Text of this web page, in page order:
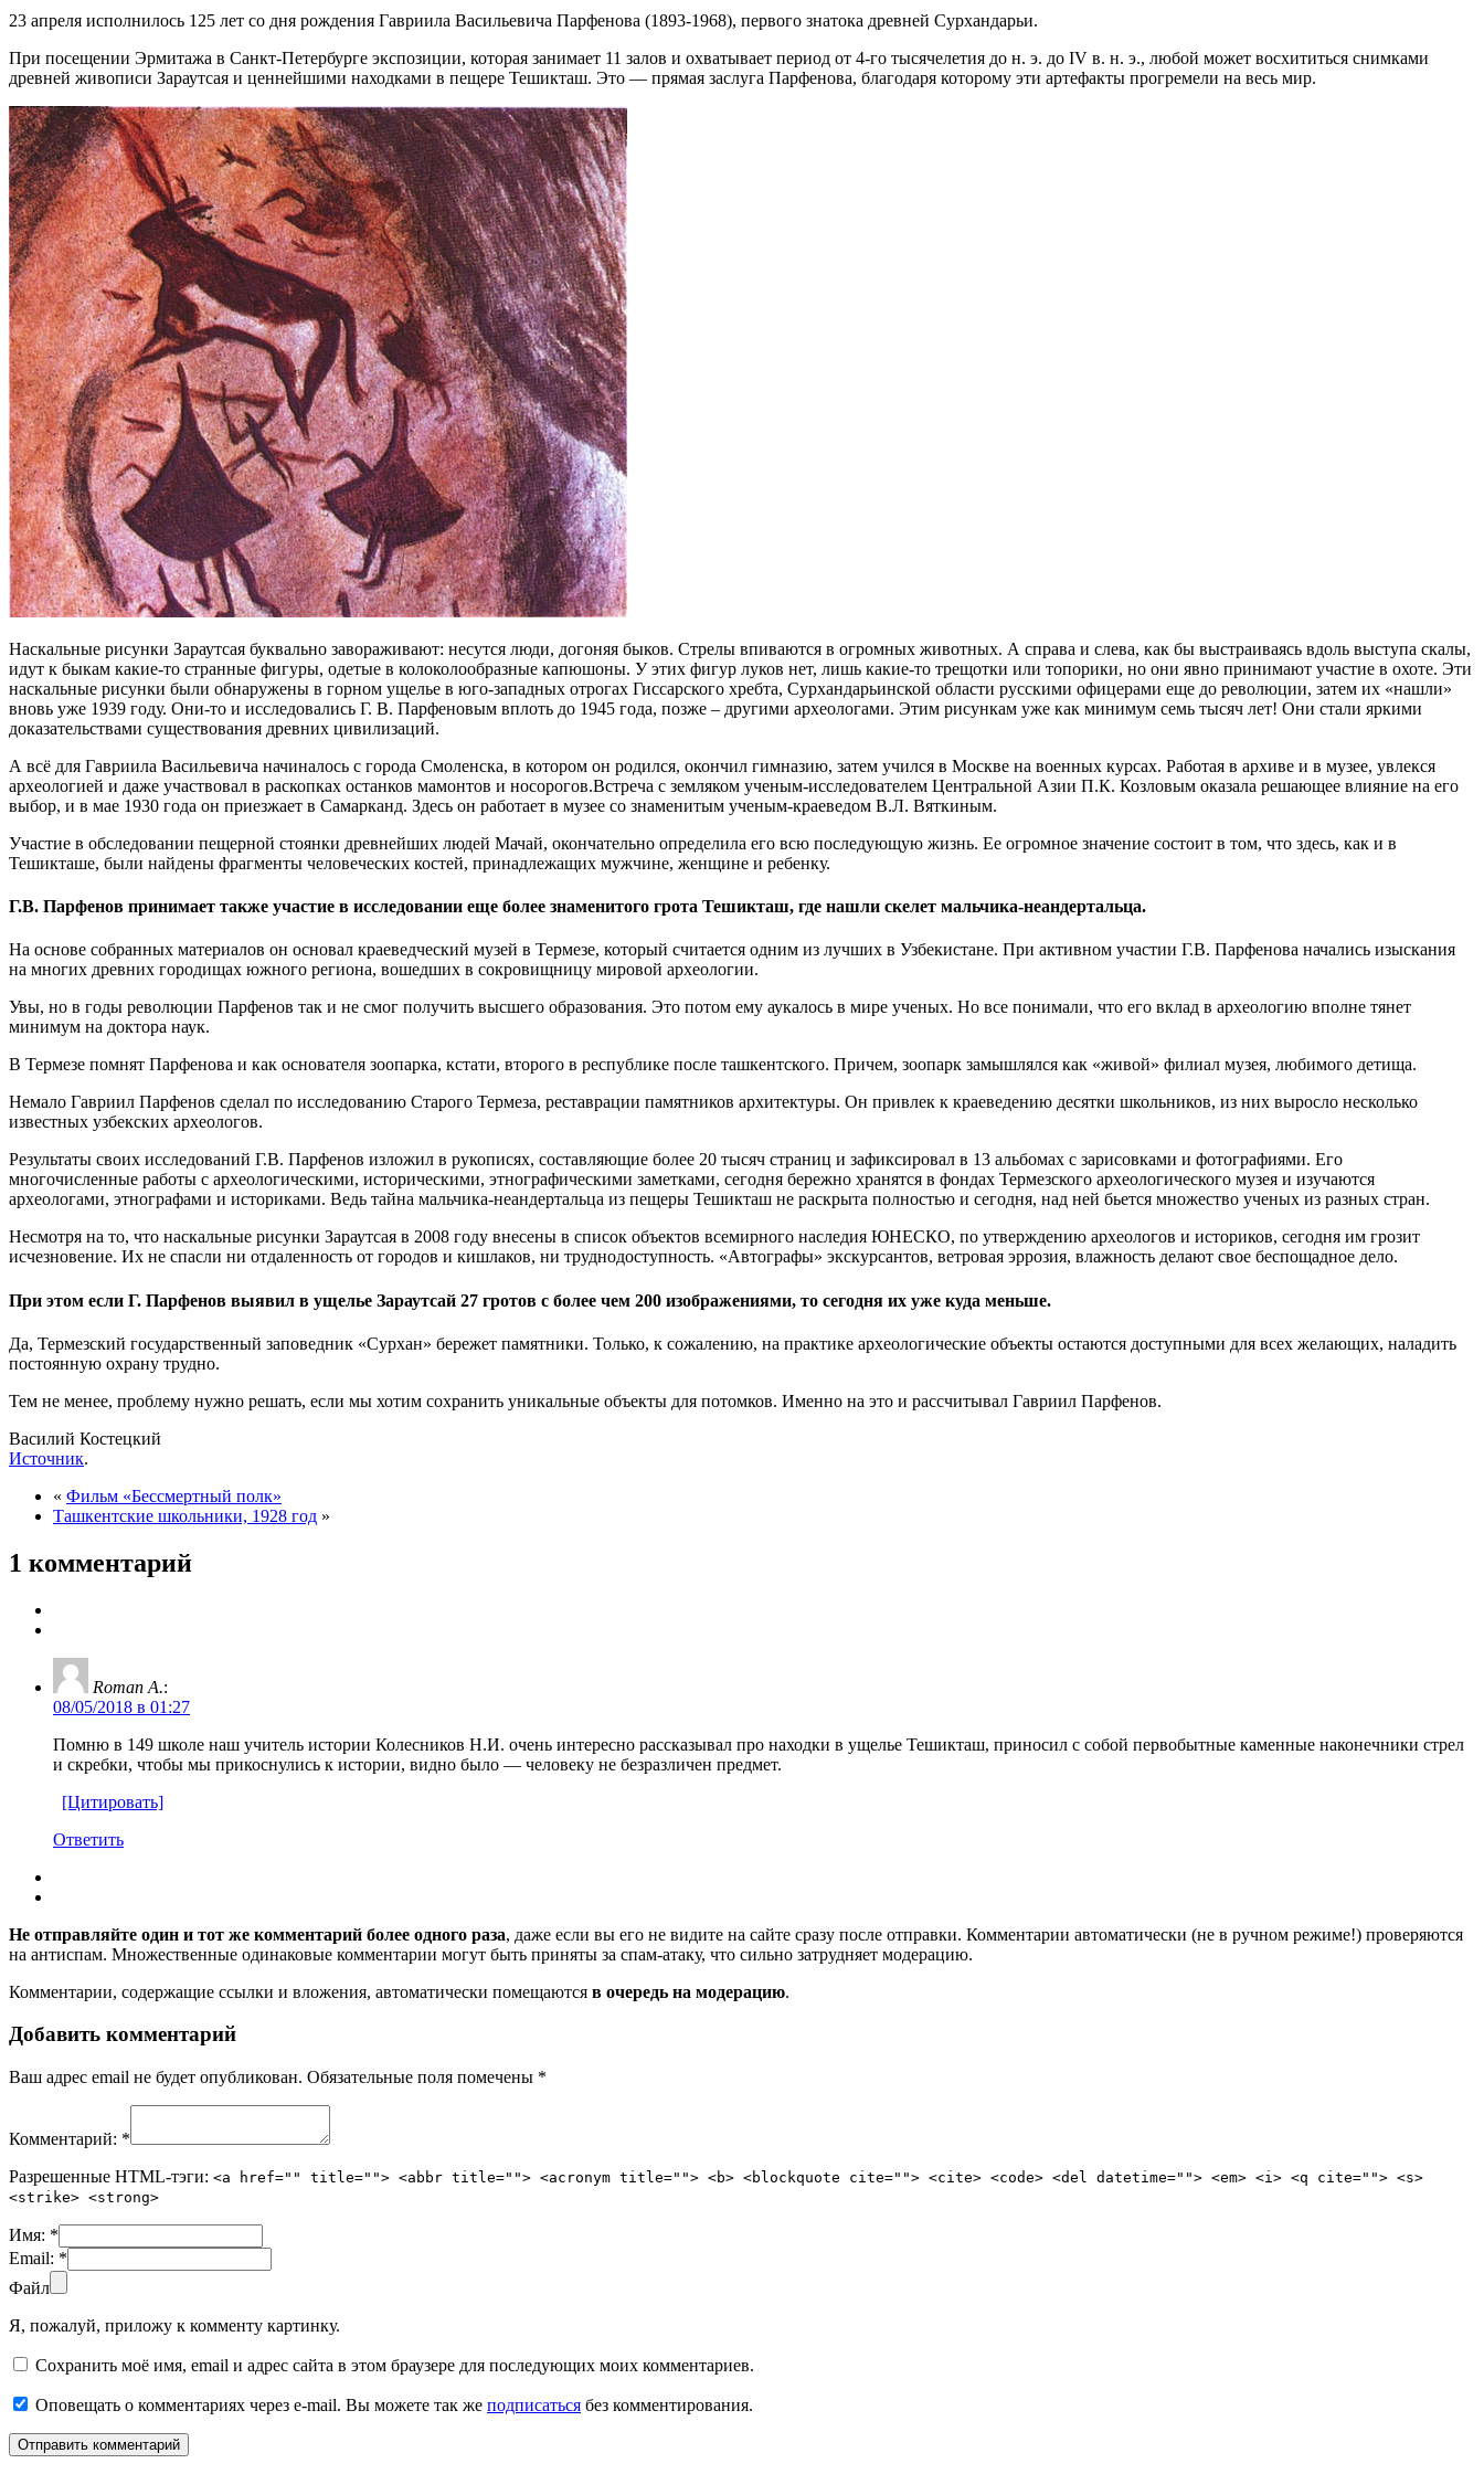
23 апреля исполнилось 125 лет со дня рождения Гавриила Васильевича Парфенова (1893-1968), первого знатока древней Сурхандарьи.
При посещении Эрмитажа в Санкт-Петербурге экспозиции, которая занимает 11 залов и охватывает период от 4-го тысячелетия до н. э. до IV в. н. э., любой может восхититься снимками
древней живописи Зараутсая и ценнейшими находками в пещере Тешикташ. Это — прямая заслуга Парфенова, благодаря которому эти артефакты прогремели на весь мир.
Наскальные рисунки Зараутсая буквально завораживают: несутся люди, догоняя быков. Стрелы впиваются в огромных животных. А справа и слева, как бы выстраиваясь вдоль выступа скалы,
идут к быкам какие-то странные фигуры, одетые в колоколообразные капюшоны. У этих фигур луков нет, лишь какие-то трещотки или топорики, но они явно принимают участие в охоте. Эти
наскальные рисунки были обнаружены в горном ущелье в юго-западных отрогах Гиссарского хребта, Сурхандарьинской области русскими офицерами еще до революции, затем их «нашли»
вновь уже 1939 году. Они-то и исследовались Г. В. Парфеновым вплоть до 1945 года, позже – другими археологами. Этим рисункам уже как минимум семь тысяч лет! Они стали яркими
доказательствами существования древних цивилизаций.
А всё для Гавриила Васильевича начиналось с города Смоленска, в котором он родился, окончил гимназию, затем учился в Москве на военных курсах. Работая в архиве и в музее, увлекся
археологией и даже участвовал в раскопках останков мамонтов и носорогов.Встреча с земляком ученым-исследователем Центральной Азии П.К. Козловым оказала решающее влияние на его
выбор, и в мае 1930 года он приезжает в Самарканд. Здесь он работает в музее со знаменитым ученым-краеведом В.Л. Вяткиным.
Участие в обследовании пещерной стоянки древнейших людей Мачай, окончательно определила его всю последующую жизнь. Ее огромное значение состоит в том, что здесь, как и в
Тешикташе, были найдены фрагменты человеческих костей, принадлежащих мужчине, женщине и ребенку.
Г.В. Парфенов принимает также участие в исследовании еще более знаменитого грота Тешикташ, где нашли скелет мальчика-неандертальца.
На основе собранных материалов он основал краеведческий музей в Термезе, который считается одним из лучших в Узбекистане. При активном участии Г.В. Парфенова начались изыскания
на многих древних городищах южного региона, вошедших в сокровищницу мировой археологии.
Увы, но в годы революции Парфенов так и не смог получить высшего образования. Это потом ему аукалось в мире ученых. Но все понимали, что его вклад в археологию вполне тянет
минимум на доктора наук.
В Термезе помнят Парфенова и как основателя зоопарка, кстати, второго в республике после ташкентского. Причем, зоопарк замышлялся как «живой» филиал музея, любимого детища.
Немало Гавриил Парфенов сделал по исследованию Старого Термеза, реставрации памятников архитектуры. Он привлек к краеведению десятки школьников, из них выросло несколько
известных узбекских археологов.
Результаты своих исследований Г.В. Парфенов изложил в рукописях, составляющие более 20 тысяч страниц и зафиксировал в 13 альбомах с зарисовками и фотографиями. Его
многочисленные работы с археологическими, историческими, этнографическими заметками, сегодня бережно хранятся в фондах Термезского археологического музея и изучаются
археологами, этнографами и историками. Ведь тайна мальчика-неандертальца из пещеры Тешикташ не раскрыта полностью и сегодня, над ней бьется множество ученых из разных стран.
Несмотря на то, что наскальные рисунки Зараутсая в 2008 году внесены в список объектов всемирного наследия ЮНЕСКО, по утверждению археологов и историков, сегодня им грозит
исчезновение. Их не спасли ни отдаленность от городов и кишлаков, ни труднодоступность. «Автографы» экскурсантов, ветровая эррозия, влажность делают свое беспощадное дело.
При этом если Г. Парфенов выявил в ущелье Зараутсай 27 гротов с более чем 200 изображениями, то сегодня их уже куда меньше.
Да, Термезский государственный заповедник «Сурхан» бережет памятники. Только, к сожалению, на практике археологические объекты остаются доступными для всех желающих, наладить
постоянную охрану трудно.
Тем не менее, проблему нужно решать, если мы хотим сохранить уникальные объекты для потомков. Именно на это и рассчитывал Гавриил Парфенов.
Василий Костецкий
Источник.
« Фильм «Бессмертный полк»
Ташкентские школьники, 1928 год »
1 комментарий
Roman A.:
08/05/2018 в 01:27
Помню в 149 школе наш учитель истории Колесников Н.И. очень интересно рассказывал про находки в ущелье Тешикташ, приносил с собой первобытные каменные наконечники стрел
и скребки, чтобы мы прикоснулись к истории, видно было — человеку не безразличен предмет.
[Цитировать]
Ответить
Не отправляйте один и тот же комментарий более одного раза, даже если вы его не видите на сайте сразу после отправки. Комментарии автоматически (не в ручном режиме!) проверяются
на антиспам. Множественные одинаковые комментарии могут быть приняты за спам-атаку, что сильно затрудняет модерацию.
Комментарии, содержащие ссылки и вложения, автоматически помещаются в очередь на модерацию.
Добавить комментарий
Ваш адрес email не будет опубликован. Обязательные поля помечены *
Комментарий: *
Разрешенные HTML-тэги: <a href="" title=""> <abbr title=""> <acronym title=""> <b> <blockquote cite=""> <cite> <code> <del datetime=""> <em> <i> <q cite=""> <s>
<strike> <strong>
Имя: *
Email: *
Файл
Я, пожалуй, приложу к комменту картинку.
Сохранить моё имя, email и адрес сайта в этом браузере для последующих моих комментариев.
Оповещать о комментариях через e-mail. Вы можете так же подписаться без комментирования.